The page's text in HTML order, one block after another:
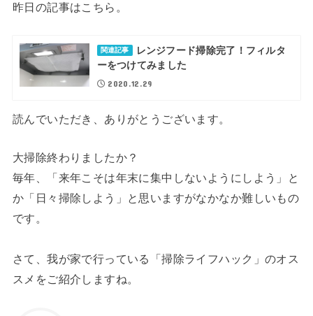
昨日の記事はこちら。
関連記事
レンジフード掃除完了！フィルタ
ーをつけてみました
2020.12.29
読んでいただき、ありがとうございます。
大掃除終わりましたか？
毎年、「来年こそは年末に集中しないようにしよう」と
か「日々掃除しよう」と思いますがなかなか難しいもの
です。
さて、我が家で行っている「掃除ライフハック」のオス
スメをご紹介しますね。